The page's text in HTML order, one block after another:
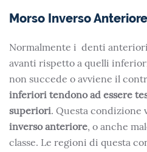
Morso Inverso
Normalmente i denti
avanti rispetto a quelli
non succede o avviene il
inferiori tendono ad essere
superiori. Questa condizione
inverso anteriore, o anche
classe. Le regioni di questa